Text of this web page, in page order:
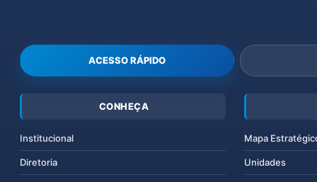
ACESSO RÁPIDO
CONHEÇA
Institucional
Diretoria
Mapa
Unidades